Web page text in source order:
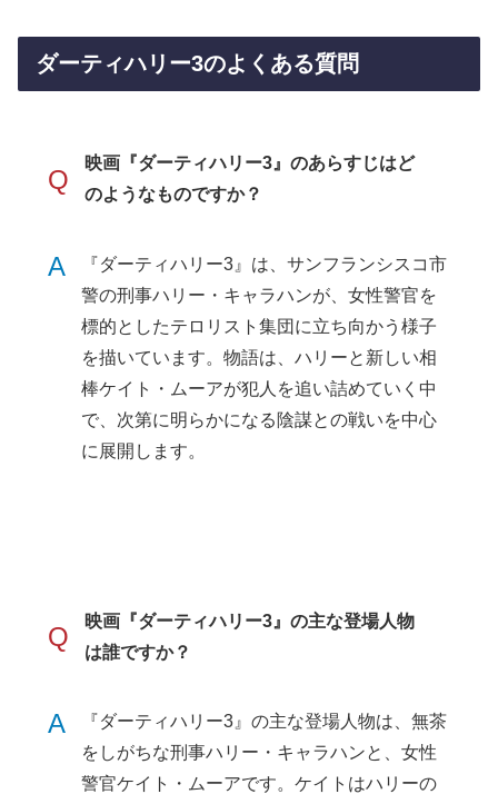
ダーティハリー3のよくある質問
Q
映画『ダーティハリー3』のあらすじはど
のようなものですか？
A
『ダーティハリー3』は、サンフランシスコ市
警の刑事ハリー・キャラハンが、女性警官を
標的としたテロリスト集団に立ち向かう様子
を描いています。物語は、ハリーと新しい相
棒ケイト・ムーアが犯人を追い詰めていく中
で、次第に明らかになる陰謀との戦いを中心
に展開します。
Q
映画『ダーティハリー3』の主な登場人物
は誰ですか？
A
『ダーティハリー3』の主な登場人物は、無茶
をしがちな刑事ハリー・キャラハンと、女性
警官ケイト・ムーアです。ケイトはハリーの